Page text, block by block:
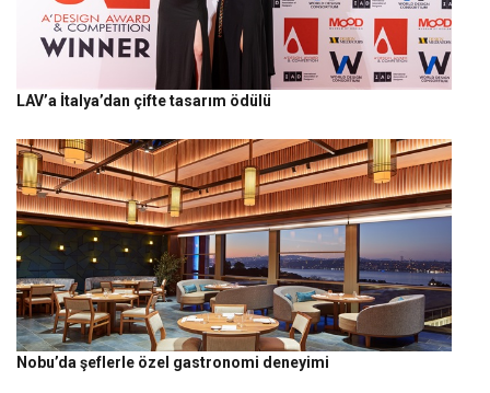
LAV’a İtalya’dan çifte tasarım ödülü
Nobu’da şeflerle özel gastronomi deneyimi